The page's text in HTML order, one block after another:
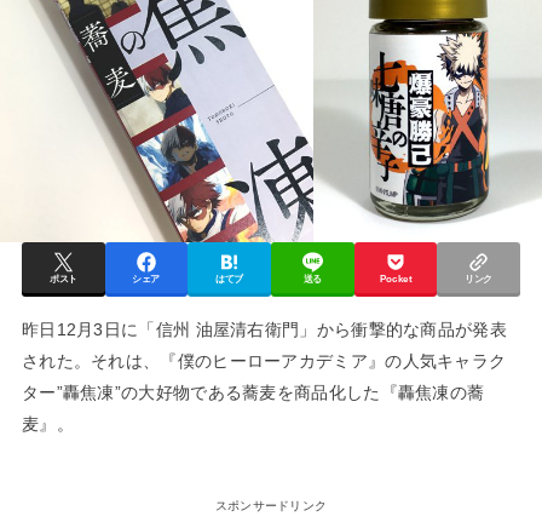
ポスト シェア はてブ 送る Pocket リンク
昨日12月3日に「信州 油屋清右衛門」から衝撃的な商品が発表
された。それは、『僕のヒーローアカデミア』の人気キャラク
ター”轟焦凍”の大好物である蕎麦を商品化した『轟焦凍の蕎
麦』。
スポンサードリンク